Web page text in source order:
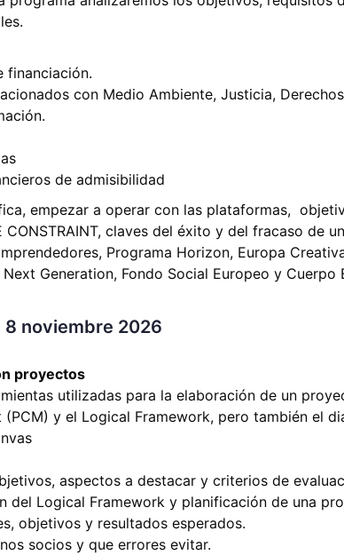
financiación.
con Medio Ambiente, Justicia,
de admisibilidad
empezar a operar con las plataformas,
claves del éxito y del fracaso de
Programa Horizon, Europa
Next Generation, Fondo Social Europeo y Cuerpo
8 noviembre 2026
proyectos
utilizadas para la elaboración de un
y el Logical Framework, pero también el
aspectos a destacar y criterios de
del Logical Framework y planificación de una
objetivos y resultados esperados.
socios y que errores evitar.